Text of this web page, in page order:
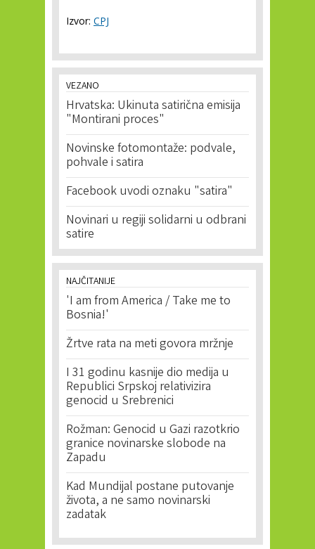
Izvor: CPJ
VEZANO
Hrvatska: Ukinuta satirična emisija
"Montirani proces"
Novinske fotomontaže: podvale,
pohvale i satira
Facebook uvodi oznaku "satira"
Novinari u regiji solidarni u odbrani
satire
NAJČITANIJE
'I am from America / Take me to
Bosnia!'
Žrtve rata na meti govora mržnje
I 31 godinu kasnije dio medija u
Republici Srpskoj relativizira
genocid u Srebrenici
Rožman: Genocid u Gazi razotkrio
granice novinarske slobode na
Zapadu
Kad Mundijal postane putovanje
života, a ne samo novinarski
zadatak